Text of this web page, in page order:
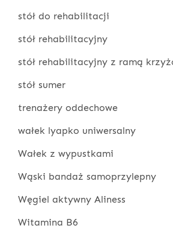
stół do rehabilitacji
stół rehabilitacyjny
stół rehabilitacyjny z ramą
stół sumer
trenażery oddechowe
wałek lyapko uniwersalny
Wałek z wypustkami
Wąski bandaż samoprzylepny
Węgiel aktywny Aliness
Witamina B6